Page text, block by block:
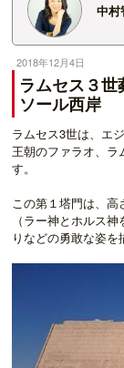
中村
2018年12月4日
ラムセス３
ソール西岸
ラムセス3世は、エ
王朝のファラオ、ラ
す。
この第１塔門は、
（ラー神とホルス
りなどの勇敢な姿を